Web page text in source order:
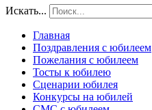
Искать...
Главная
Поздравления с юбилеем
Пожелания с юбилеем
Тосты к юбилею
Сценарии юбилея
Конкурсы на юбилей